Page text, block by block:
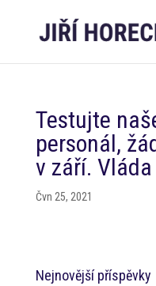
Testujte
personál,
v září.
Čvn 25, 2021
Nejnovější příspěvky